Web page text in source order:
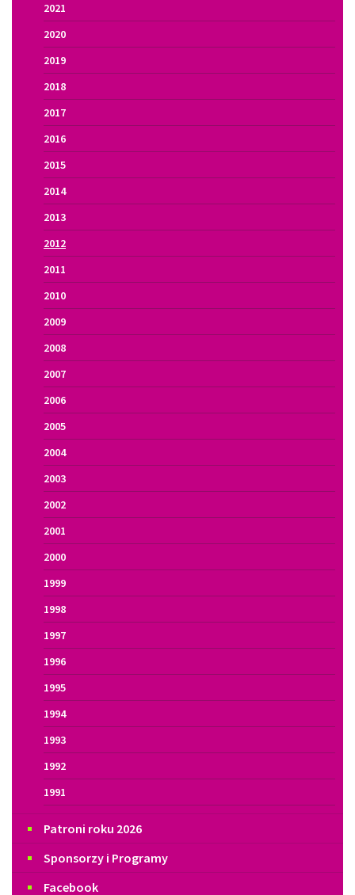
2021
2020
2019
2018
2017
2016
2015
2014
2013
2012
2011
2010
2009
2008
2007
2006
2005
2004
2003
2002
2001
2000
1999
1998
1997
1996
1995
1994
1993
1992
1991
Patroni roku 2026
Sponsorzy i Programy
Facebook